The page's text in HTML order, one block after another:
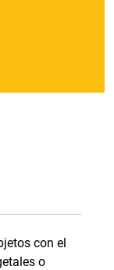
con el
o